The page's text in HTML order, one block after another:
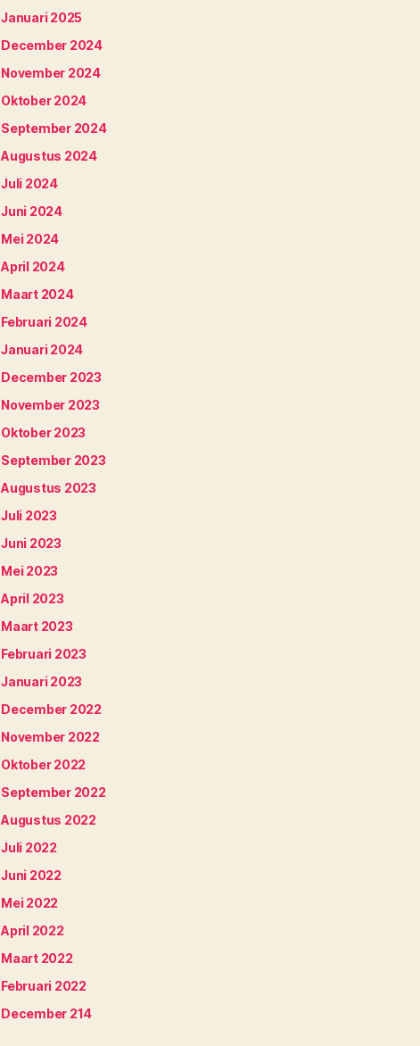
Januari 2025
December 2024
November 2024
Oktober 2024
September 2024
Augustus 2024
Juli 2024
Juni 2024
Mei 2024
April 2024
Maart 2024
Februari 2024
Januari 2024
December 2023
November 2023
Oktober 2023
September 2023
Augustus 2023
Juli 2023
Juni 2023
Mei 2023
April 2023
Maart 2023
Februari 2023
Januari 2023
December 2022
November 2022
Oktober 2022
September 2022
Augustus 2022
Juli 2022
Juni 2022
Mei 2022
April 2022
Maart 2022
Februari 2022
December 214